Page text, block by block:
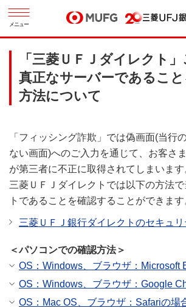
メニュー
「三菱ＵＦＪダイレクト
真正なサーバーであるこ
方法について
「フィッシング詐欺」では偽画面(当行
ない画面)へのご入力を通じて、お客さ
が第三者に不正に取得されてしまいます
三菱ＵＦＪダイレクトでは以下の方法
トであることを確認することができます
三菱ＵＦＪ銀行ダイレクトのセキュ
＜パソコンでの確認方法＞
OS：Windows、ブラウザ：Microsoft
OS：Windows、ブラウザ：Google
OS：Mac OS、ブラウザ：Safariの場